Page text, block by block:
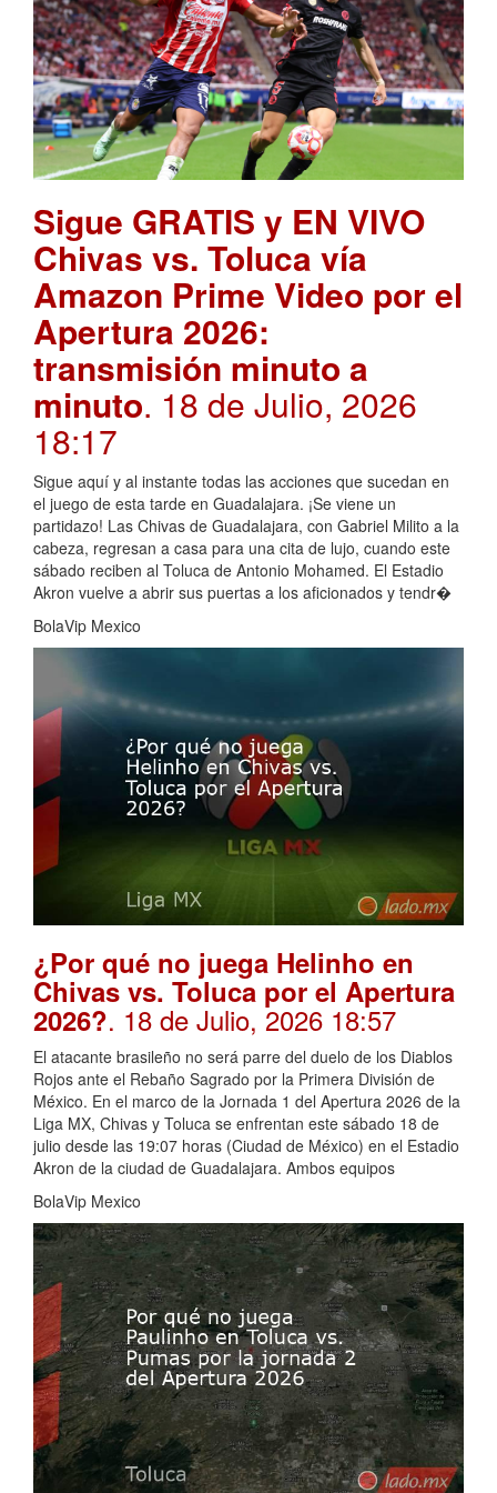
Sigue GRATIS y EN VIVO
Chivas vs. Toluca vía
Amazon Prime Video por el
Apertura 2026:
transmisión minuto a
minuto. 18 de Julio, 2026
18:17
Sigue aquí y al instante todas las acciones que sucedan en
el juego de esta tarde en Guadalajara. ¡Se viene un
partidazo! Las Chivas de Guadalajara, con Gabriel Milito a la
cabeza, regresan a casa para una cita de lujo, cuando este
sábado reciben al Toluca de Antonio Mohamed. El Estadio
Akron vuelve a abrir sus puertas a los aficionados y tendr�
BolaVip Mexico
¿Por qué no juega Helinho en
Chivas vs. Toluca por el Apertura
2026?. 18 de Julio, 2026 18:57
El atacante brasileño no será parre del duelo de los Diablos
Rojos ante el Rebaño Sagrado por la Primera División de
México. En el marco de la Jornada 1 del Apertura 2026 de la
Liga MX, Chivas y Toluca se enfrentan este sábado 18 de
julio desde las 19:07 horas (Ciudad de México) en el Estadio
Akron de la ciudad de Guadalajara. Ambos equipos
BolaVip Mexico